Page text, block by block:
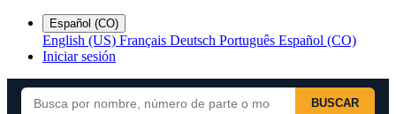
Español (CO)
English (US) Français Deutsch Português Español (CO)
Iniciar sesión
BUSCAR